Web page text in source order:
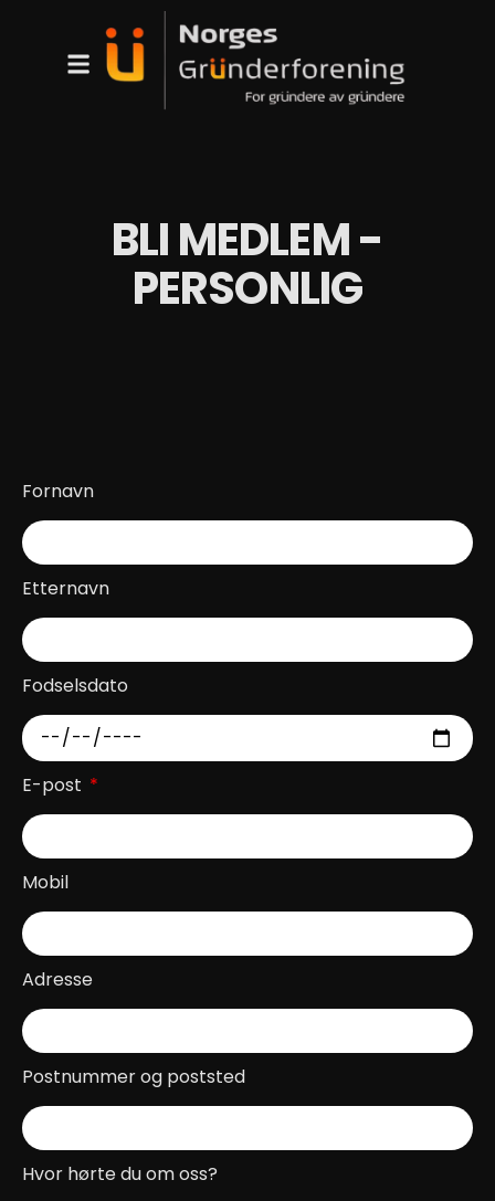
BLI MEDLEM -
PERSONLIG
Fornavn
Etternavn
Fodselsdato
E-post
Mobil
Adresse
Postnummer og poststed
Hvor hørte du om oss?